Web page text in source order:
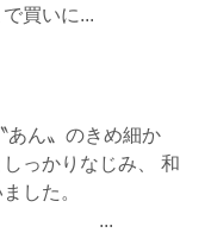
買いに...
あん〟のきめ細か
っかりなじみ、 和
した。